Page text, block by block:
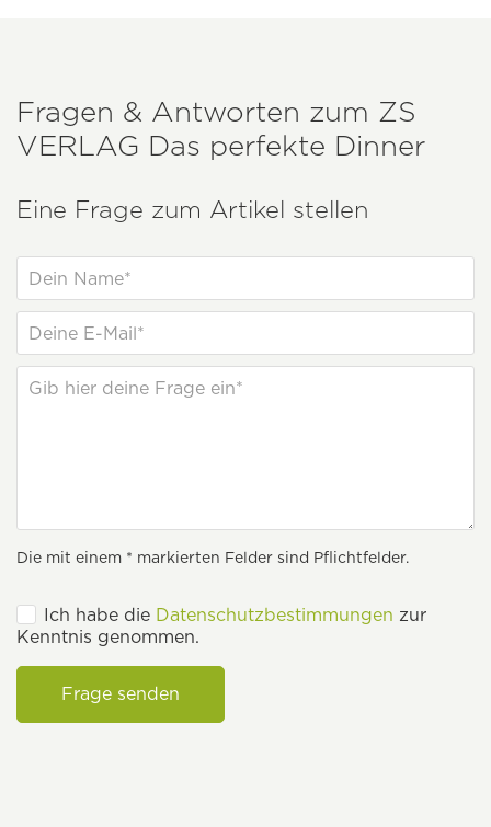
Fragen & Antworten zum ZS
VERLAG Das perfekte Dinner
Eine Frage zum Artikel stellen
Die mit einem * markierten Felder sind Pflichtfelder.
Ich habe die Datenschutzbestimmungen zur
Kenntnis genommen.
Frage senden